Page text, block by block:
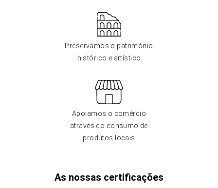
Preservamos o património
histórico e artístico
Apoiamos o comércio
através do consumo de
produtos locais
As nossas certificações